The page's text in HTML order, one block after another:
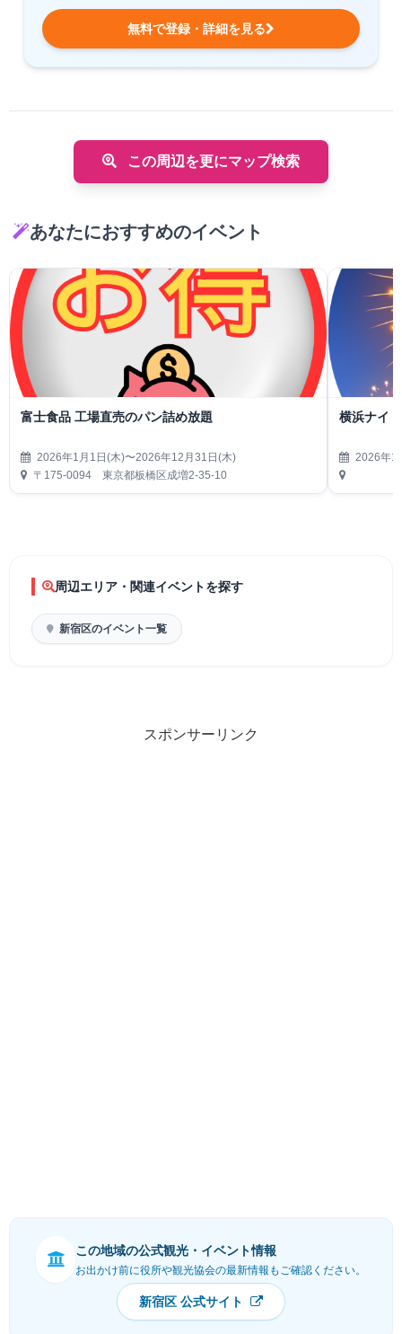
無料で登録・詳細を見る
この周辺を更にマップ検索
あなたにおすすめのイベント
富士食品 工場直売のパン詰め放題
2026年1月1日(木)〜2026年12月31日(木)
〒175-0094 東京都板橋区成増2-35-10
横浜ナイ
2026年1
周辺エリア・関連イベントを探す
新宿区のイベント一覧
スポンサーリンク
この地域の公式観光・イベント情報
お出かけ前に役所や観光協会の最新情報もご確認ください。
新宿区 公式サイト